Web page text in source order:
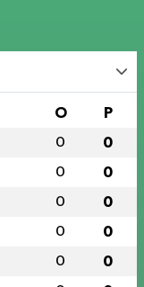
O P
0 0
0 0
0 0
0 0
0 0